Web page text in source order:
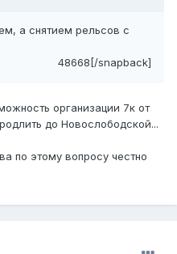
а снятием рельсов с
48668[/snapback]
организации 7к от
до Новослободской...
по этому вопросу честно